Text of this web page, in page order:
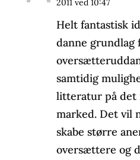
2011 ved 10:47
Helt fantastisk
danne
samtidig
litteratur på det
marked. Det vil
skabe større
oversættere og